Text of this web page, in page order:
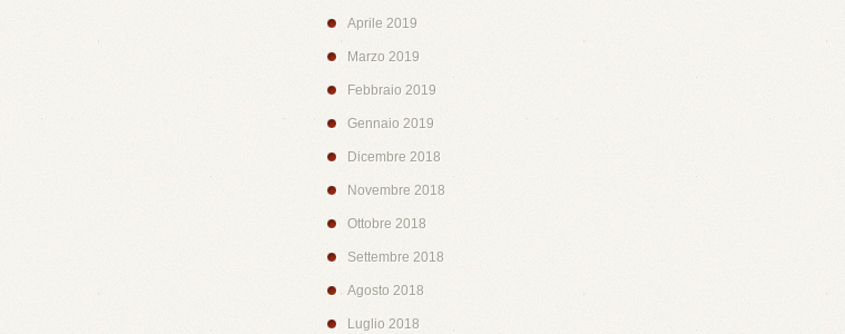
Aprile 2019
Marzo 2019
Febbraio 2019
Gennaio 2019
Dicembre 2018
Novembre 2018
Ottobre 2018
Settembre 2018
Agosto 2018
Luglio 2018